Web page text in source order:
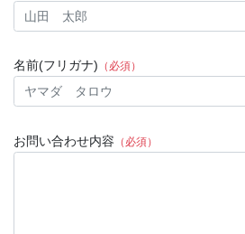
名前(フリガナ) （必須）
お問い合わせ内容 （必須）